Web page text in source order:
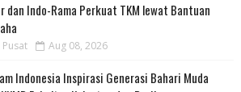
dan Indo-Rama Perkuat TKM lewat Bantuan
Aug 08, 2026
Indonesia Inspirasi Generasi Bahari Muda